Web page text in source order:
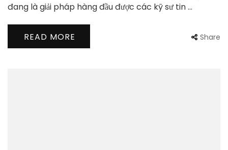
đang là giải pháp hàng đầu được các kỹ sư tin …
READ MORE Share